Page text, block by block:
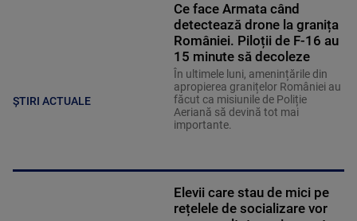
ȘTIRI ACTUALE
Ce face Armata când
detectează drone la granița
României. Piloții de F-16 au
15 minute să decoleze
În ultimele luni, amenințările din
apropierea granițelor României au
făcut ca misiunile de Poliție
Aeriană să devină tot mai
importante.
Elevii care stau de mici pe
rețelele de socializare vor